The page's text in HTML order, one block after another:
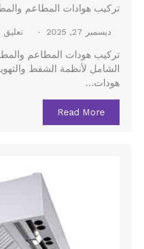
تركيب هوادات المطاعم
ديسمبر 27, 2025 تعليق
تركيب هودات المطاعم
الشامل لأنظمة الشفط
هودات…
Read More